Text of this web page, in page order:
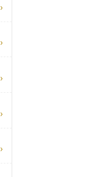
›
›
›
›
›